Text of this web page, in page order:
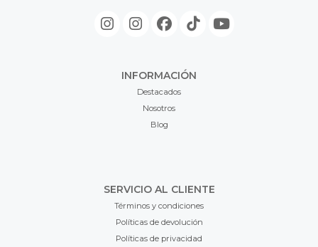
INFORMACIÓN
Destacados
Nosotros
Blog
SERVICIO AL CLIENTE
Términos y condiciones
Políticas de devolución
Políticas de privacidad